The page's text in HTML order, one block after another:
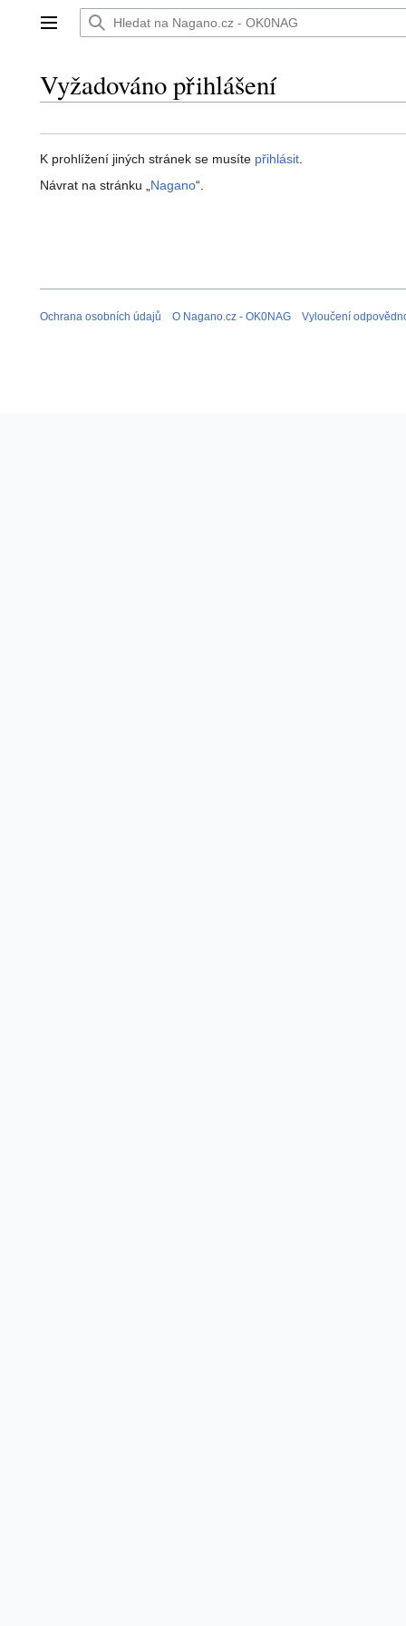
Hlavní menu
Vyžadováno přihlášení
K prohlížení jiných stránek se musíte přihlásit
Návrat na stránku „ Nagano“.
Ochrana osobních údajů O Nagano.cz - OK0NAG Vyloučení